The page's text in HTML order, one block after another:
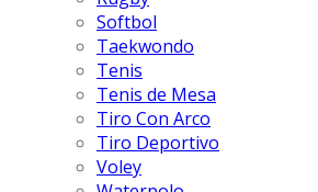
Softbol
Taekwondo
Tenis
Tenis de Mesa
Tiro Con Arco
Tiro Deportivo
Voley